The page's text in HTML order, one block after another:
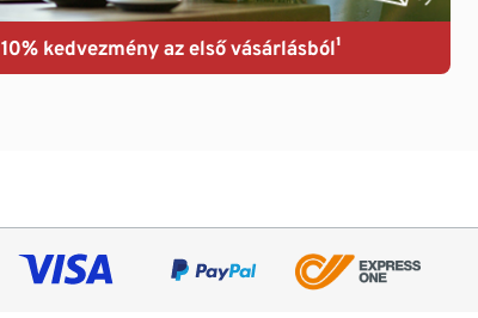
10% kedvezmény az első vásárlásból¹